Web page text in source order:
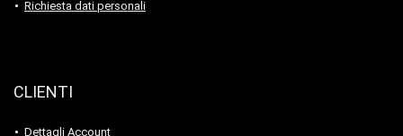
Richiesta dati personali
CLIENTI
Dettagli Account